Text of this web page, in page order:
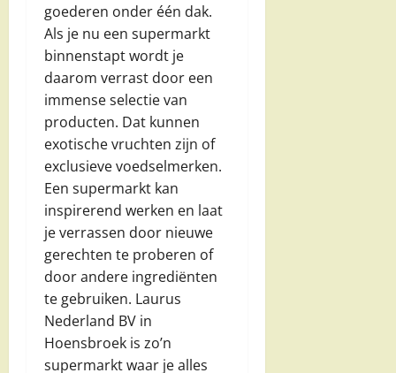
goederen onder één dak.
Als je nu een supermarkt
binnenstapt wordt je
daarom verrast door een
immense selectie van
producten. Dat kunnen
exotische vruchten zijn of
exclusieve voedselmerken.
Een supermarkt kan
inspirerend werken en laat
je verrassen door nieuwe
gerechten te proberen of
door andere ingrediënten
te gebruiken. Laurus
Nederland BV in
Hoensbroek is zo’n
supermarkt waar je alles